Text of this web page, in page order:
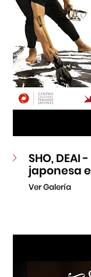
SHO,
japonesa
Ver Galería